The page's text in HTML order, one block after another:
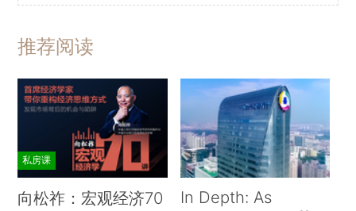
推荐阅读
私房课
向松祚：宏观经济70
In Depth: As